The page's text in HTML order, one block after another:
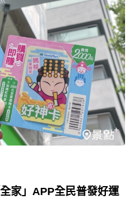
家」APP全民普發好運